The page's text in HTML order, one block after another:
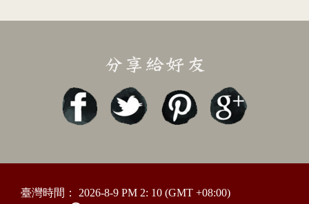
臺灣時間： 2026-8-9 PM 2: 10 (GMT +08:00)